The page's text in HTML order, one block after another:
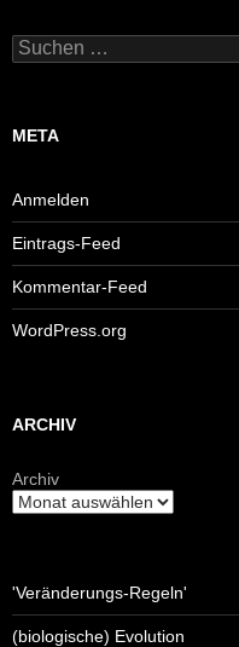
Suchen
nach:
META
Anmelden
Eintrags-Feed
Kommentar-Feed
WordPress.org
ARCHIV
Archiv
'Veränderungs-Regeln'
(biologische) Evolution